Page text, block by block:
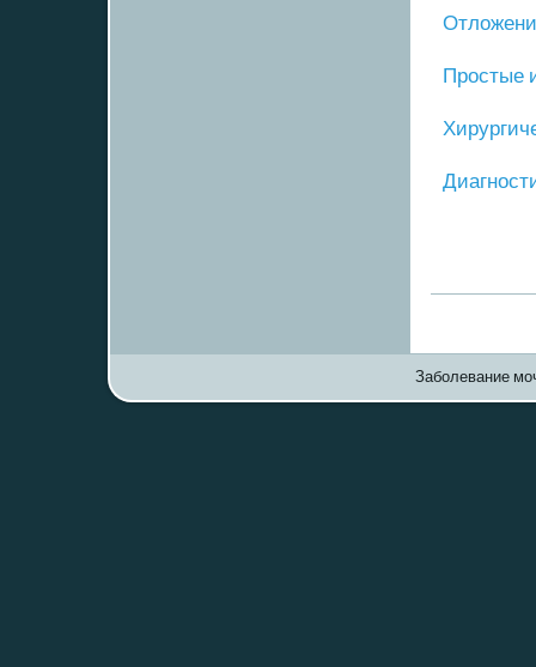
Прοстые
Заболевание